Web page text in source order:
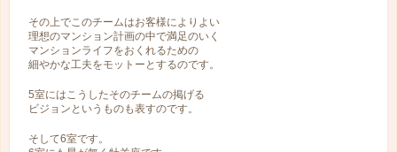
その上でこのチームはお客様によりよい
理想のマンション計画の中で満足のいく
マンションライフをおくれるための
細やかな工夫をモットーとするのです。
5室にはこうしたそのチームの掲げる
ビジョンというものも表すのです。
そして6室です。